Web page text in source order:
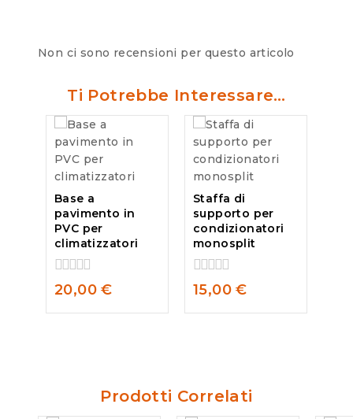
Non ci sono recensioni per questo articolo
Ti Potrebbe Interessare…
Base a
pavimento in
PVC per
climatizzatori
0
out
of
20,00€
Staffa di
supporto per
condizionatori
monosplit
0
out
of
15,00€
Prodotti Correlati